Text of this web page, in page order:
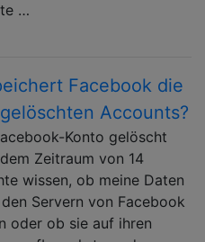
…
Facebook die
Accounts?
Konto gelöscht
Zeitraum von 14
wissen, ob meine Daten
Servern von Facebook
oder ob sie auf ihren